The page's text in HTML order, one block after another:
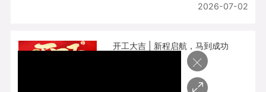
2026-07-02
开工大吉 | 新程启航，马到成功
×